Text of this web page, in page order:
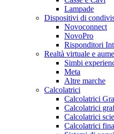
Lampade
Dispositivi di
Novoconnect
NovoPro
Risponditori
Realtà virtuale e
Simbi
Meta
Altre marche
Calcolatrici
Calcolatrici
Calcolatrici
Calcolatrici
Calcolatrici